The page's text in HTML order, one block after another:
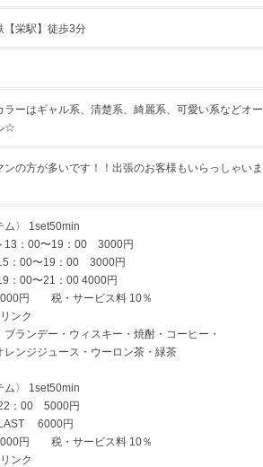
栄駅】徒歩3分
ラーはギャル系、清楚系、綺麗系、可愛い系などオー
☆
ンの方が多いです！！出張のお客様もいらっしゃいま
ム〉 1set50min
13：00〜19：00 3000円
：00〜19：00 3000円
〜21：00 4000円
円 税・サービス料 10％
ンク
ブランデー・ウィスキー・焼酎・コーヒー・
レンジジュース・ウーロン茶・緑茶
ム〉 1set50min
：00 5000円
6000円
円 税・サービス料 10％
ンク